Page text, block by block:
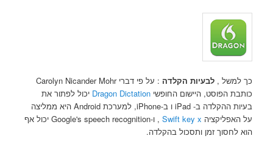
כך למשל ,לבעיות הקלדה
: על פי דברי Carolyn Nicander Mohr
כותבת הפוסט, היישום החופשיDragon Dictation יכול לפתור את
בעיות ההקלדה ב- iPad ו ב-iPhone, למערכת Android היא ממליצה
על האפליקציה Swift key x
, ו-Google's speech recognition יכול אף
הוא לחסוך זמן ותסכול בהקלדה.